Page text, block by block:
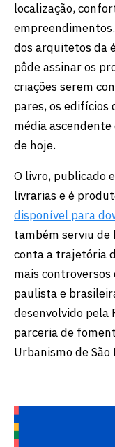
localização,
dos arquitetos da
pôde assinar os
criações serem
pares, os edifícios
média ascendente
de hoje.
O livro, publicado
livrarias e é
disponível para
também serviu de
conta a trajetória
mais
paulista e
desenvolvido pela
parceria de
Urbanismo de São